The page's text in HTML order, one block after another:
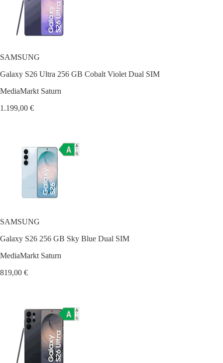
SAMSUNG
Galaxy S26 Ultra 256 GB Cobalt Violet Dual SIM
MediaMarkt Saturn
1.199,00 €
SAMSUNG
Galaxy S26 256 GB Sky Blue Dual SIM
MediaMarkt Saturn
819,00 €